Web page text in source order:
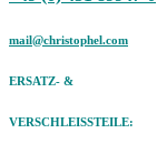
mail@christophel.com
ERSATZ- &
VERSCHLEISSTEILE: